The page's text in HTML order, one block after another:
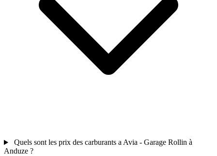
Quels sont les prix des carburants a Avia - Garage Rollin à
Anduze ?